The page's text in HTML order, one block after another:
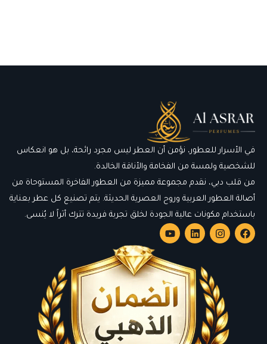
في الأسرار للعطور، نؤمن أن العطر ليس مجرد رائحة، بل هو انعكاس
للشخصية ولمسة من الفخامة والأناقة الخالدة.
من قلب دبي، نقدم مجموعة مميزة من العطور الفاخرة المستوحاة من
أصالة العطور العربية وروح العصرية الحديثة. يتم تصنيع كل عطر بعناية
باستخدام مكونات عالية الجودة لخلق تجربة فريدة تترك أثراً لا يُنسى.